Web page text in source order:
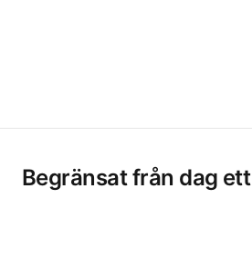
Begränsat från dag ett